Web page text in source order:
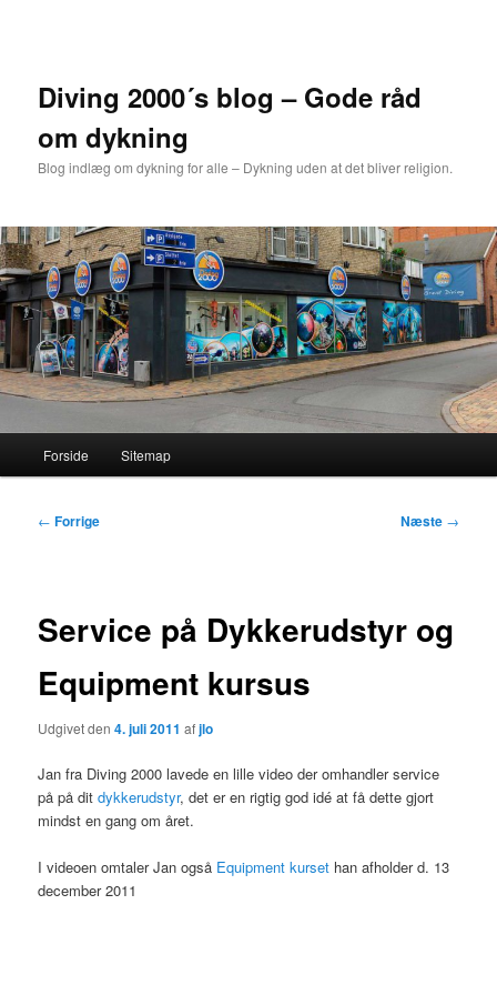
Diving 2000´s blog – Gode råd
om dykning
Blog indlæg om dykning for alle – Dykning uden at det bliver religion.
Forside Sitemap
Indlægsnavigation
← Forrige Næste →
Service på Dykkerudstyr og
Equipment kursus
Udgivet den4. juli 2011 afjlo
Jan fra Diving 2000 lavede en lille video der omhandler service
på på ditdykkerudstyr, det er en rigtig god idé at få dette gjort
mindst en gang om året.
I videoen omtaler Jan også Equipment kurset han afholder d. 13
december 2011